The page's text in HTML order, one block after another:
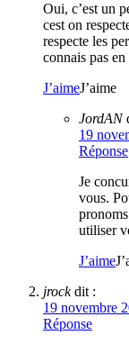
Oui, c’est un
cest on
respecte les
connais pas
J’aimeJ’aime
JordAN
19
Réponse
Je
vous.
utiliser
J’aime
jrock dit :
19 novembre
Réponse